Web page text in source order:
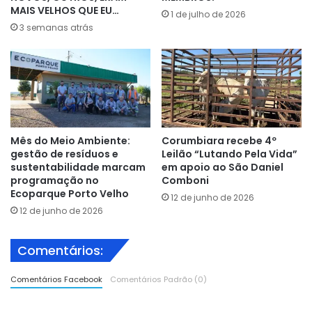
MAIS VELHOS QUE EU…
3 semanas atrás
1 de julho de 2026
Mês do Meio Ambiente:
gestão de resíduos e
sustentabilidade marcam
programação no
Ecoparque Porto Velho
12 de junho de 2026
Corumbiara recebe 4º
Leilão “Lutando Pela Vida”
em apoio ao São Daniel
Comboni
12 de junho de 2026
Comentários:
Comentários Facebook Comentários Padrão (0)